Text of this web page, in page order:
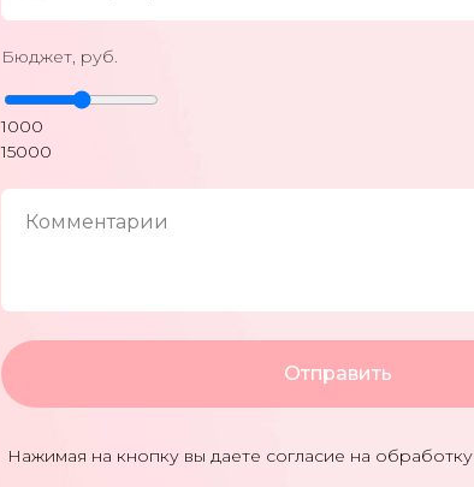
Бюджет, руб.
1000
15000
Комментарии
Отправить
Нажимая на кнопку вы даете согласие на обработку